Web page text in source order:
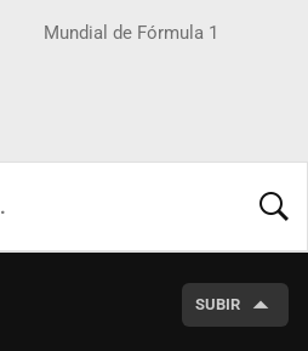
Mundial de Fórmula 1
SUBIR